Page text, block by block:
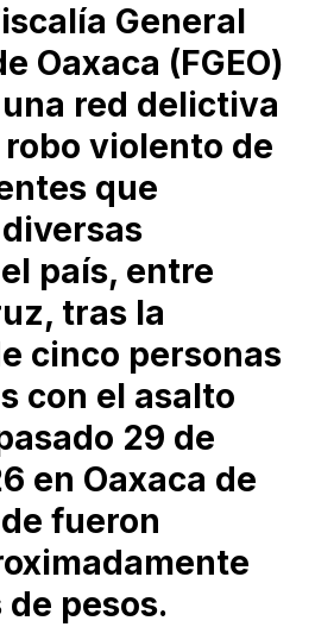
General
Oaxaca (FGEO)
red delictiva
violento de
que
país, entre
tras la
cinco personas
con el asalto
29 de
en Oaxaca de
fueron
pesos.